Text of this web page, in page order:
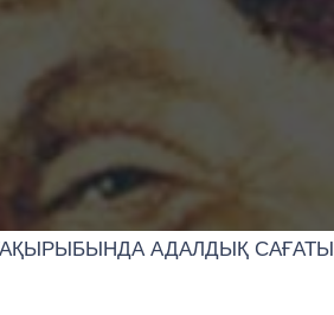
АДАЛДЫҚ САҒАТЫ